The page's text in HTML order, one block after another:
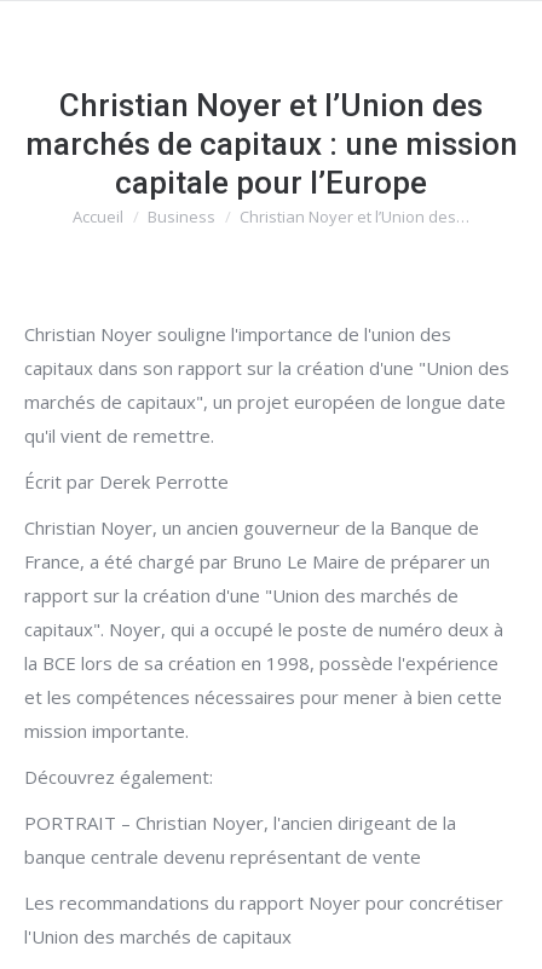
Christian Noyer et l’Union des
marchés de capitaux : une mission
capitale pour l’Europe
Vous êtes ici :
Accueil Business Christian Noyer et l’Union des…
Christian Noyer souligne l'importance de l'union des
capitaux dans son rapport sur la création d'une "Union des
marchés de capitaux", un projet européen de longue date
qu'il vient de remettre.
Écrit par Derek Perrotte
Christian Noyer, un ancien gouverneur de la Banque de
France, a été chargé par Bruno Le Maire de préparer un
rapport sur la création d'une "Union des marchés de
capitaux". Noyer, qui a occupé le poste de numéro deux à
la BCE lors de sa création en 1998, possède l'expérience
et les compétences nécessaires pour mener à bien cette
mission importante.
Découvrez également:
PORTRAIT – Christian Noyer, l'ancien dirigeant de la
banque centrale devenu représentant de vente
Les recommandations du rapport Noyer pour concrétiser
l'Union des marchés de capitaux